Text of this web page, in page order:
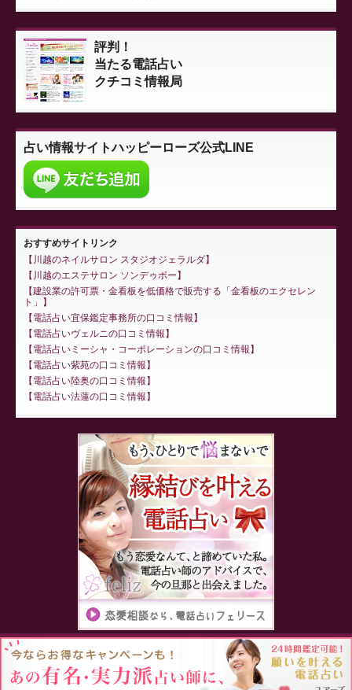
評判！
当たる電話占い
クチコミ情報局
占い情報サイトハッピーローズ公式LINE
おすすめサイトリンク
川越のネイルサロン スタジオジェラルダ
川越のエステサロン ソンデゥボー
建設業の許可票・金看板を低価格で販売する「金看板のエクセレン
ト」
電話占い宜保鑑定事務所の口コミ情報
電話占いヴェルニの口コミ情報
電話占いミーシャ・コーポレーションの口コミ情報
電話占い紫苑の口コミ情報
電話占い陸奥の口コミ情報
電話占い法蓮の口コミ情報
Proudly powered by WordPress